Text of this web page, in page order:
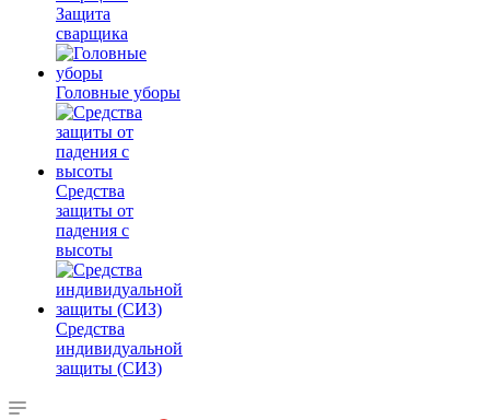
Защита
сварщика
Головные уборы
Средства
защиты от
падения с
высоты
Средства
индивидуальной
защиты (СИЗ)